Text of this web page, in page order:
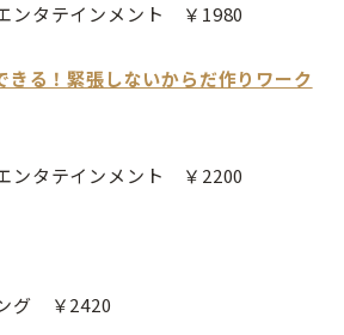
ンタテインメント ￥1980
きる！緊張しないからだ作りワーク
ンタテインメント ￥2200
グ ￥2420